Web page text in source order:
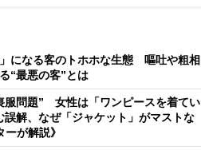
になる客のトホホな生態 嘔吐や粗相
“最悪の客”とは
服問題” 女性は「ワンピースを着てい
解、なぜ「ジャケット」がマストな
が解説》